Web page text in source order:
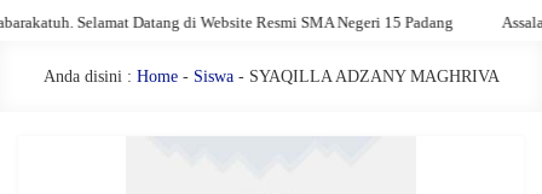
Selamat Datang di Website Resmi SMA Negeri 15 Padang
Anda disini : Home- Siswa- SYAQILLA ADZANY MAGHRIVA